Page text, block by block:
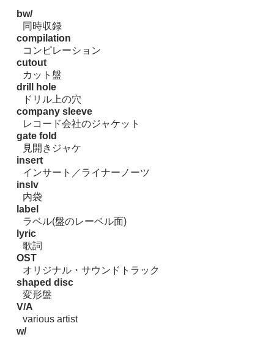
bw/
同時収録
compilation
コンピレーション
cutout
カット盤
drill hole
ドリル上の穴
company sleeve
レコード会社のジャケット
gate fold
見開きジャケ
insert
インサート／ライナーノーツ
inslv
内袋
label
ラベル(盤のレーベル面)
lyric
歌詞
OST
オリジナル・サウンドトラック
shaped disc
変形盤
V/A
various artist
w/